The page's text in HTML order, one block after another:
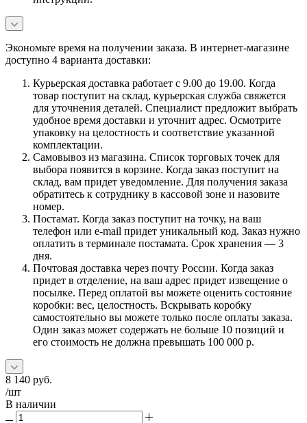
Экономьте время на получении заказа. В интернет-магазине
доступно 4 варианта доставки:
Курьерская доставка работает с 9.00 до 19.00. Когда
товар поступит на склад, курьерская служба свяжется
для уточнения деталей. Специалист предложит выбрать
удобное время доставки и уточнит адрес. Осмотрите
упаковку на целостность и соответствие указанной
комплектации.
Самовывоз из магазина. Список торговых точек для
выбора появится в корзине. Когда заказ поступит на
склад, вам придет уведомление. Для получения заказа
обратитесь к сотруднику в кассовой зоне и назовите
номер.
Постамат. Когда заказ поступит на точку, на ваш
телефон или e-mail придет уникальный код. Заказ нужно
оплатить в терминале постамата. Срок хранения — 3
дня.
Почтовая доставка через почту России. Когда заказ
придет в отделение, на ваш адрес придет извещение о
посылке. Перед оплатой вы можете оценить состояние
коробки: вес, целостность. Вскрывать коробку
самостоятельно вы можете только после оплаты заказа.
Один заказ может содержать не больше 10 позиций и
его стоимость не должна превышать 100 000 р.
8 140 руб.
/шт
В наличии